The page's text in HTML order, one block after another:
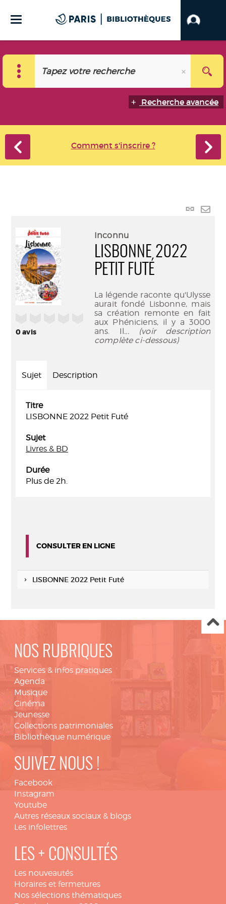
Recherche avancée
Comment s'inscrire ?
Lien
0avis
Inconnu
LISBONNE 2022
PETIT FUTÉ
La légende raconte qu'Ulysse
aurait fondé Lisbonne, mais
sa création remonte en fait
aux Phéniciens, il y a 3000
ans. Il... (voir description
complète ci-dessous)
Sujet Description
Titre
LISBONNE 2022 Petit Futé
Sujet
Livres & BD
Durée
Plus de 2h.
CONSULTER EN LIGNE
LISBONNE 2022 Petit Futé
NOS RUBRIQUES
Services & infos pratiques
Agenda
Musique
Cinéma
Jeunesse
Collections patrimoniales
Bibliothèque numérique
SUIVEZ NOUS !
Facebook
Instagram
Youtube
Autres réseaux sociaux & blogs
Les infolettres
LES + CONSULTÉS
Les nouveautés
Horaires et fermetures
Nos sélections thématiques